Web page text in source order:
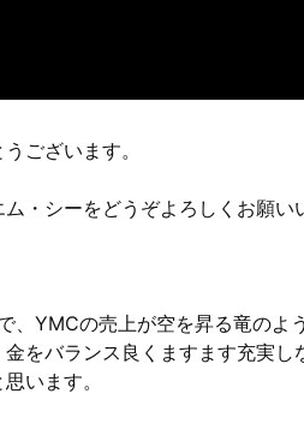
ございます。
・シーをどうぞよろしくお願い
、YMCの売上が空を昇る竜のよ
をバランス良くますます充実
います。